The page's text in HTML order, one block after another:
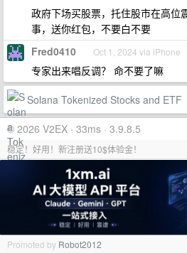
政府下场买股票，托住股市在高位
事，送你红包，不要白不要
Fred0410 Oct 1, 2024 via iPhone
专家出来唱反调？ 命不要了嘛
Solana Tokenized Stocks and ETF
© 2026 V2EX · 33ms · 3.9.8.5
稳定！好用！新注册送10$体验金！
Promoted by Robot2012